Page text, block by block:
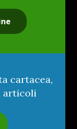
cartacea,
articoli